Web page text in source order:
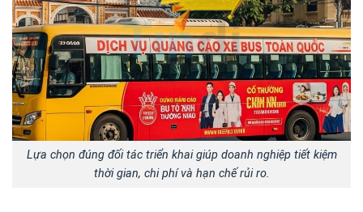
Lựa chọn đúng đối tác triển khai giúp doanh nghiệp tiết kiệm
thời gian, chi phí và hạn chế rủi ro.